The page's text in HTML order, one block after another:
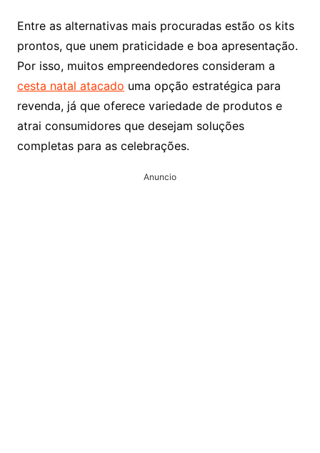
Entre as alternativas mais procuradas estão os kits
prontos, que unem praticidade e boa apresentação.
Por isso, muitos empreendedores consideram a
cesta natal atacado uma opção estratégica para
revenda, já que oferece variedade de produtos e
atrai consumidores que desejam soluções
completas para as celebrações.
Anuncio